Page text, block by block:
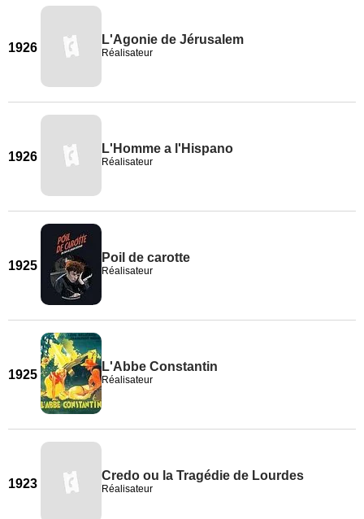
1926
L'Agonie de Jérusalem
Réalisateur
1926
L'Homme a l'Hispano
Réalisateur
1925
Poil de carotte
Réalisateur
1925
L'Abbe Constantin
Réalisateur
1923
Credo ou la Tragédie de Lourdes
Réalisateur